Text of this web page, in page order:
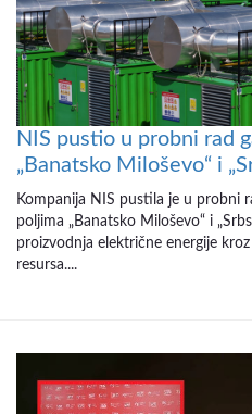
NIS pustio u probni rad
„Banatsko Miloševo“ i
Kompanija NIS pustila je u probni
poljima „Banatsko Miloševo“ i
proizvodnja električne energije
resursa....